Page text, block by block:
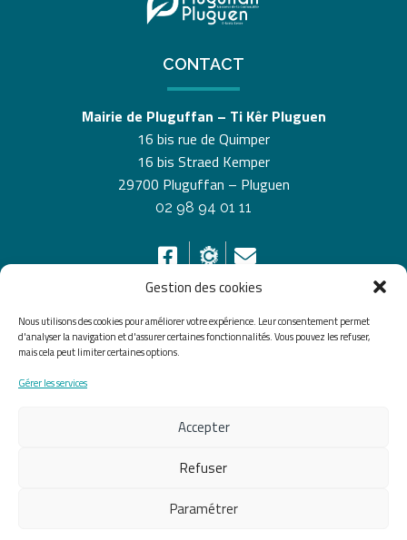
Gestion des cookies
Nous utilisons des cookies pour améliorer votre expérience. Leur consentement permet
d'analyser la navigation et d'assurer certaines fonctionnalités. Vous pouvez les refuser,
mais cela peut limiter certaines options.
Gérer les services
Accepter
Refuser
Paramétrer
CONTACT
Mairie de Pluguffan – Ti Kêr Pluguen
16 bis rue de Quimper
16 bis Straed Kemper
29700 Pluguffan – Pluguen
02 98 94 01 11
HORAIRES D’OUVERTURE
Du lundi au vendredi de 8h30 à 12h30 et de 13h30 à
Accessibilité
Confidentialité